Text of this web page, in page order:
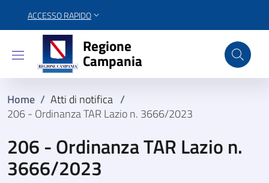
ACCESSO RAPIDO
Regione Campania
Regione
Campania
Home / Atti di notifica /
206 - Ordinanza TAR Lazio n. 3666/2023
206 - Ordinanza TAR Lazio n.
3666/2023